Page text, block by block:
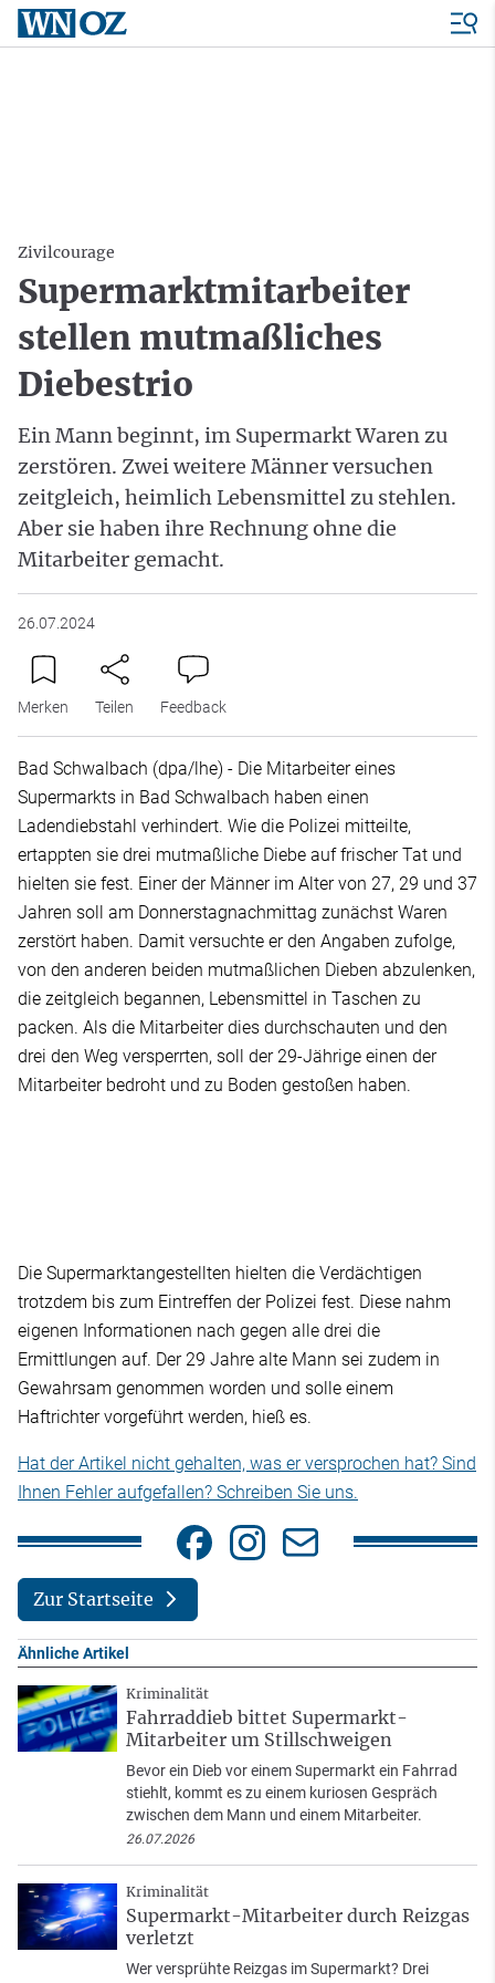
Zivilcourage
Supermarktmitarbeiter
stellen mutmaßliches
Diebestrio
Ein Mann beginnt, im Supermarkt Waren zu
zerstören. Zwei weitere Männer versuchen
zeitgleich, heimlich Lebensmittel zu stehlen.
Aber sie haben ihre Rechnung ohne die
Mitarbeiter gemacht.
26.07.2024
Merken Teilen Feedback
Bad Schwalbach (dpa/lhe) - Die Mitarbeiter eines
Supermarkts in Bad Schwalbach haben einen
Ladendiebstahl verhindert. Wie die Polizei mitteilte,
ertappten sie drei mutmaßliche Diebe auf frischer Tat und
hielten sie fest. Einer der Männer im Alter von 27, 29 und 37
Jahren soll am Donnerstagnachmittag zunächst Waren
zerstört haben. Damit versuchte er den Angaben zufolge,
von den anderen beiden mutmaßlichen Dieben abzulenken,
die zeitgleich begannen, Lebensmittel in Taschen zu
packen. Als die Mitarbeiter dies durchschauten und den
drei den Weg versperrten, soll der 29-Jährige einen der
Mitarbeiter bedroht und zu Boden gestoßen haben.
Die Supermarktangestellten hielten die Verdächtigen
trotzdem bis zum Eintreffen der Polizei fest. Diese nahm
eigenen Informationen nach gegen alle drei die
Ermittlungen auf. Der 29 Jahre alte Mann sei zudem in
Gewahrsam genommen worden und solle einem
Haftrichter vorgeführt werden, hieß es.
Hat der Artikel nicht gehalten, was er versprochen hat? Sind
Ihnen Fehler aufgefallen? Schreiben Sie uns.
Zur Startseite
Ähnliche Artikel
Kriminalität
Fahrraddieb bittet Supermarkt-
Mitarbeiter um Stillschweigen
Bevor ein Dieb vor einem Supermarkt ein Fahrrad
stiehlt, kommt es zu einem kuriosen Gespräch
zwischen dem Mann und einem Mitarbeiter.
26.07.2026
Kriminalität
Supermarkt-Mitarbeiter durch Reizgas
verletzt
Wer versprühte Reizgas im Supermarkt? Drei